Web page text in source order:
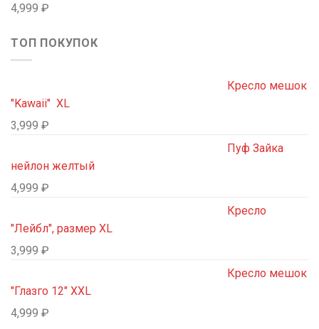
4,999 ₽
ТОП ПОКУПОК
Кресло мешок
"Kawaii" XL
3,999 ₽
Пуф Зайка
нейлон желтый
4,999 ₽
Кресло
"Лейбл", размер XL
3,999 ₽
Кресло мешок
"Глазго 12" XXL
4,999 ₽